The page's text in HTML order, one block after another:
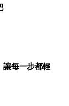
讓每一步都輕